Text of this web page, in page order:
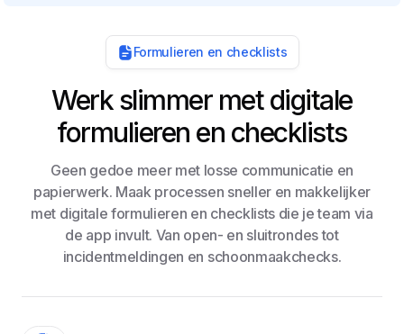
Formulieren en checklists
Werk slimmer met digitale
formulieren en checklists
Geen gedoe meer met losse communicatie en
papierwerk. Maak processen sneller en makkelijker
met digitale formulieren en checklists die je team via
de app invult. Van open- en sluitrondes tot
incidentmeldingen en schoonmaakchecks.